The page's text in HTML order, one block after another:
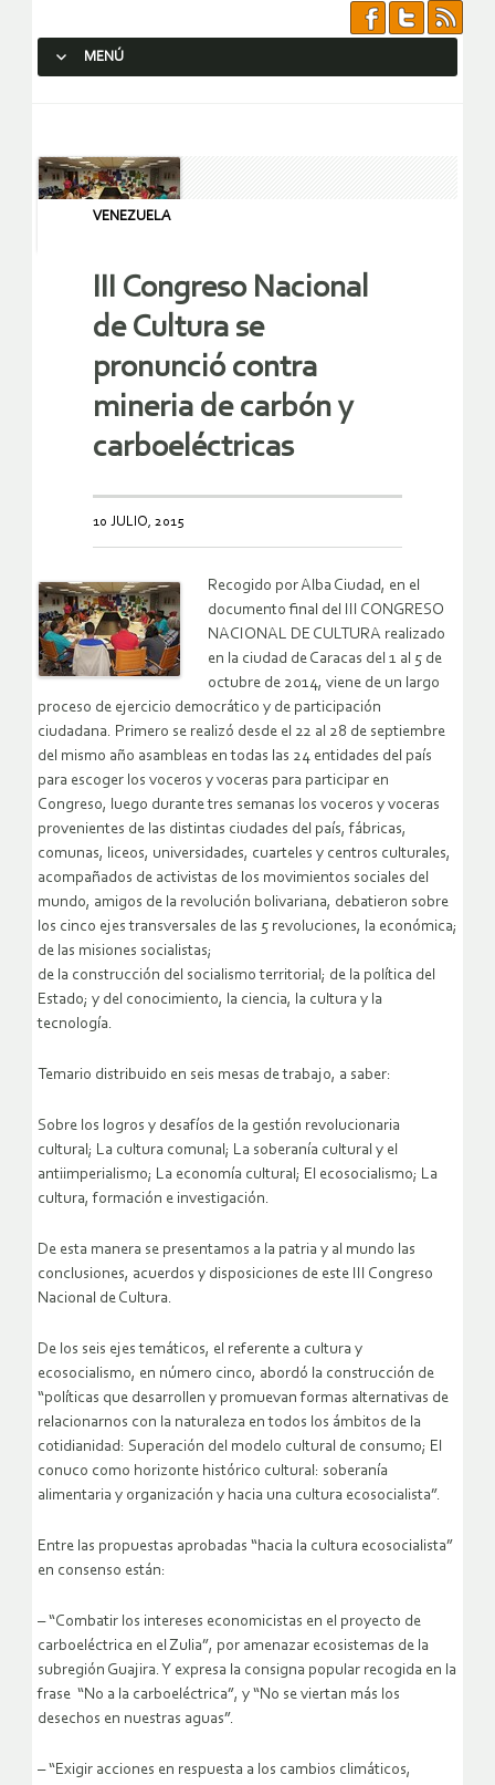
MENÚ
VENEZUELA
III Congreso Nacional
de Cultura se
pronunció contra
mineria de carbón y
carboeléctricas
10 JULIO, 2015
Recogido por Alba Ciudad, en el
documento final del III CONGRESO
NACIONAL DE CULTURA realizado
en la ciudad de Caracas del 1 al 5 de
octubre de 2014, viene de un largo
proceso de ejercicio democrático y de participación
ciudadana. Primero se realizó desde el 22 al 28 de septiembre
del mismo año asambleas en todas las 24 entidades del país
para escoger los voceros y voceras para participar en
Congreso, luego durante tres semanas los voceros y voceras
provenientes de las distintas ciudades del país, fábricas,
comunas, liceos, universidades, cuarteles y centros culturales,
acompañados de activistas de los movimientos sociales del
mundo, amigos de la revolución bolivariana, debatieron sobre
los cinco ejes transversales de las 5 revoluciones, la económica;
de las misiones socialistas;
de la construcción del socialismo territorial; de la política del
Estado; y del conocimiento, la ciencia, la cultura y la
tecnología.
Temario distribuido en seis mesas de trabajo, a saber:
Sobre los logros y desafíos de la gestión revolucionaria
cultural; La cultura comunal; La soberanía cultural y el
antiimperialismo; La economía cultural; El ecosocialismo; La
cultura, formación e investigación.
De esta manera se presentamos a la patria y al mundo las
conclusiones, acuerdos y disposiciones de este III Congreso
Nacional de Cultura.
De los seis ejes temáticos, el referente a cultura y
ecosocialismo, en número cinco, abordó la construcción de
“políticas que desarrollen y promuevan formas alternativas de
relacionarnos con la naturaleza en todos los ámbitos de la
cotidianidad: Superación del modelo cultural de consumo; El
conuco como horizonte histórico cultural: soberanía
alimentaria y organización y hacia una cultura ecosocialista”.
Entre las propuestas aprobadas “hacia la cultura ecosocialista”
en consenso están:
– “Combatir los intereses economicistas en el proyecto de
carboeléctrica en el Zulia”, por amenazar ecosistemas de la
subregión Guajira. Y expresa la consigna popular recogida en la
frase “No a la carboeléctrica”, y “No se viertan más los
desechos en nuestras aguas”.
– “Exigir acciones en respuesta a los cambios climáticos,